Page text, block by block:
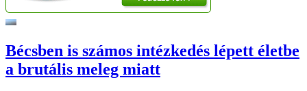
Bécsben is számos intézkedés lépett életbe
a brutális meleg miatt